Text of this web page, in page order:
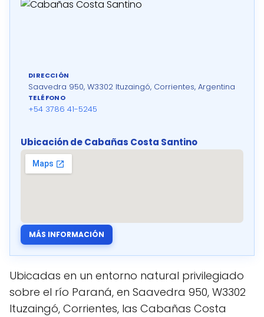
DIRECCIÓN
Saavedra 950, W3302 Ituzaingó, Corrientes, Argentina
TELÉFONO
+54 3786 41-5245
Ubicación de Cabañas Costa Santino
MÁS INFORMACIÓN
Ubicadas en un entorno natural privilegiado
sobre el río Paraná, en Saavedra 950, W3302
Ituzaingó, Corrientes, las Cabañas Costa